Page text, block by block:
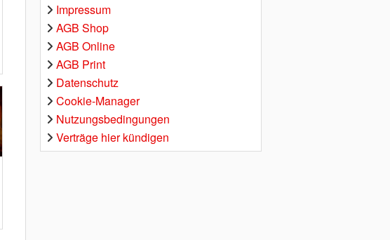
Impressum
AGB Shop
AGB Online
AGB Print
Datenschutz
Cookie-Manager
Nutzungsbedingungen
Verträge hier kündigen